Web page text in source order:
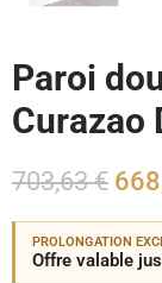
Paroi
Curazao
703,63 €
PROLONGATION
Offre valable